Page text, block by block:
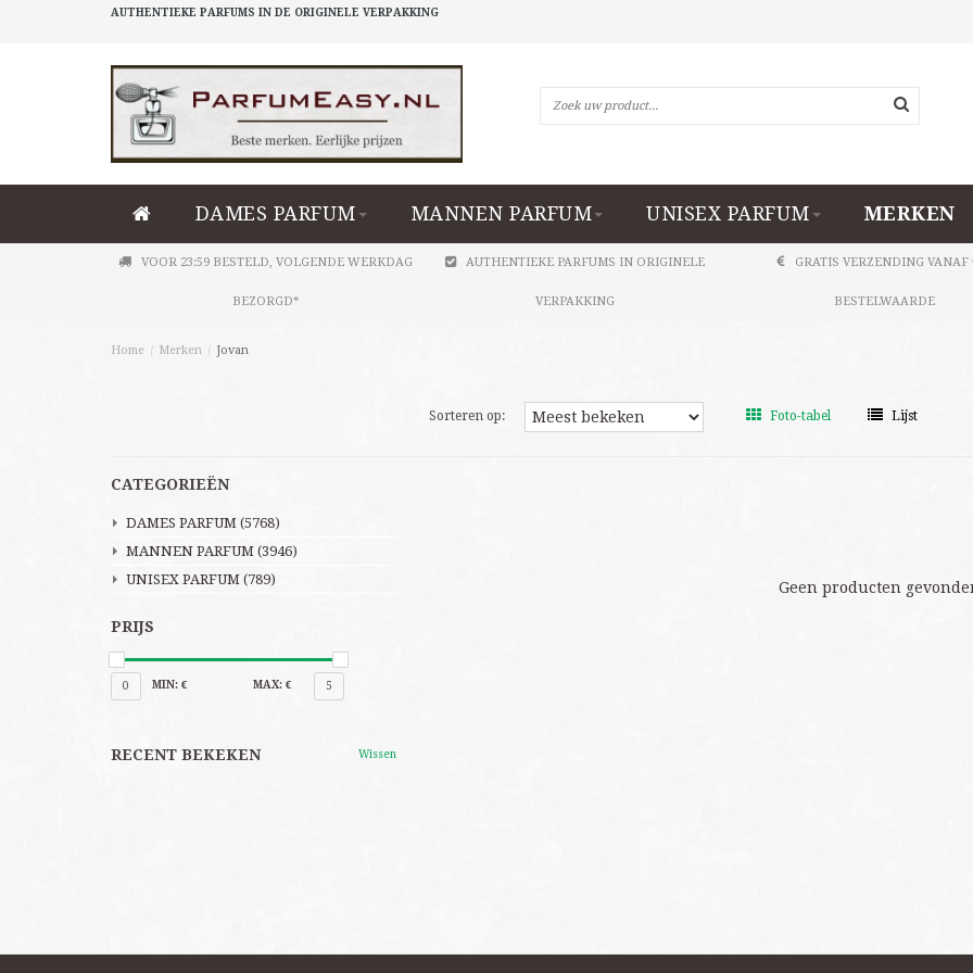
AUTHENTIEKE PARFUMS IN DE ORIGINELE VERPAKKING
DAMES PARFUM MANNEN PARFUM UNISEX PARFUM MERKEN
VOOR 23:59 BESTELD, VOLGENDE WERKDAG
BEZORGD*
AUTHENTIEKE PARFUMS IN ORIGINELE
VERPAKKING
GRATIS VERZENDING VANAF
BESTELWAARDE
Home / Merken / Jovan
Sorteren op: Foto-tabel Lijst
CATEGORIEËN
DAMES PARFUM (5768)
MANNEN PARFUM (3946)
UNISEX PARFUM (789)
PRIJS
0 MIN: € MAX: € 5
RECENT BEKEKEN Wissen
Geen producten